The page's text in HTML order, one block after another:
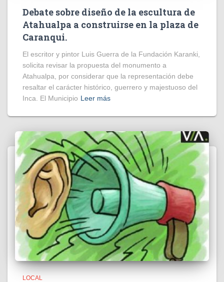
Debate sobre diseño de la escultura de
Atahualpa a construirse en la plaza de
Caranqui.
El escritor y pintor Luis Guerra de la Fundación Karanki,
solicita revisar la propuesta del monumento a
Atahualpa, por considerar que la representación debe
resaltar el carácter histórico, guerrero y majestuoso del
Inca. El Municipio Leer más
LOCAL